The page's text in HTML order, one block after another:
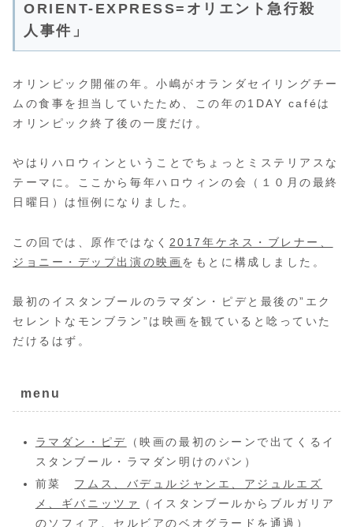
ORIENT-EXPRESS=オリエント急行殺
人事件」
オリンピック開催の年。小嶋がオランダセイリングチー
ムの食事を担当していたため、この年の1DAY caféは
オリンピック終了後の一度だけ。
やはりハロウィンということでちょっとミステリアスな
テーマに。ここから毎年ハロウィンの会（１０月の最終
日曜日）は恒例になりました。
この回では、原作ではなく 2017年ケネス・ブレナー、
ジョニー・デップ出演の映画をもとに構成しました。
最初のイスタンブールのラマダン・ピデと最後の”エク
セレントなモンブラン”は映画を観ていると唸っていた
だけるはず。
menu
ラマダン・ピデ
（映画の最初のシーンで出てくるイ
スタンブール・ラマダン明けのパン）
前菜 フムス、バデュルジャンエ、アジュルエズ
メ、ギバニッツァ
（イスタンブールからブルガリア
のソフィア、セルビアのベオグラードを通過）